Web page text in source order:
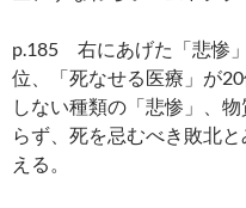
p.185 右にあげた「悲惨
位、「死なせる医療」が
しない種類の「悲惨」、
らず、死を忌むべき敗北
える。